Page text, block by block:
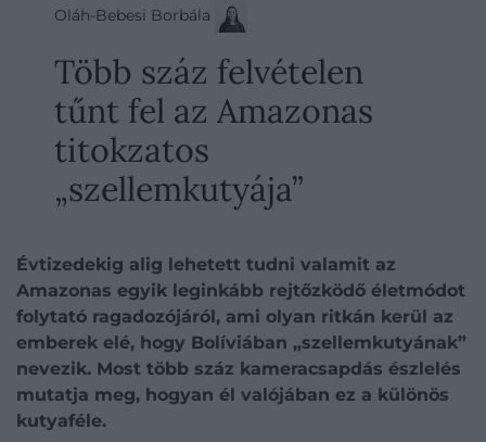
Oláh-Bebesi Borbála
Több száz felvételen
tűnt fel az Amazonas
titokzatos
„szellemkutyája”
Évtizedekig alig lehetett tudni valamit az
Amazonas egyik leginkább rejtőzködő életmódot
folytató ragadozójáról, ami olyan ritkán kerül az
emberek elé, hogy Bolíviában „szellemkutyának”
nevezik. Most több száz kameracsapdás észlelés
mutatja meg, hogyan él valójában ez a különös
kutyaféle.